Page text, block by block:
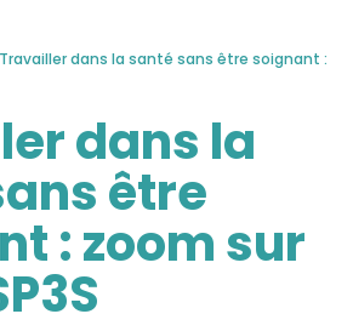
Travailler dans la santé sans être soignant :
dans la
être
: zoom sur